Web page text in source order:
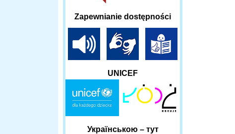
Zapewnianie dostępności
UNICEF
Українською – тут